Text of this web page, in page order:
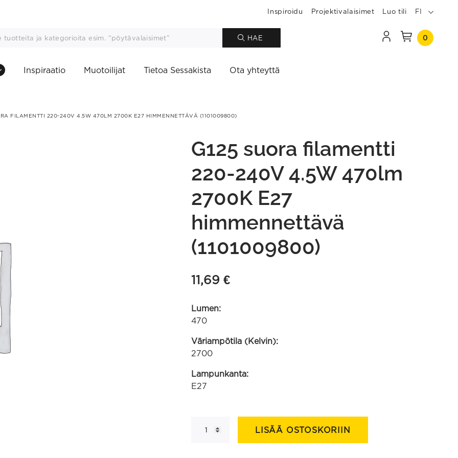
Inspiroidu Projektivalaisimet Luo tili FI
HAE 0
Inspiraatio Muotoilijat Tietoa Sessakista Ota yhteyttä
FILAMENTTI 220-240V 4.5W 470LM 2700K E27 HIMMENNETTÄVÄ (1101009800)
G125 suora filamentti
220-240V 4.5W 470lm
2700K E27
himmennettävä
(1101009800)
11,69 €
Lumen:
470
Väriampötila (Kelvin):
2700
Lampunkanta:
E27
suora
LISÄÄ OSTOSKORIIN